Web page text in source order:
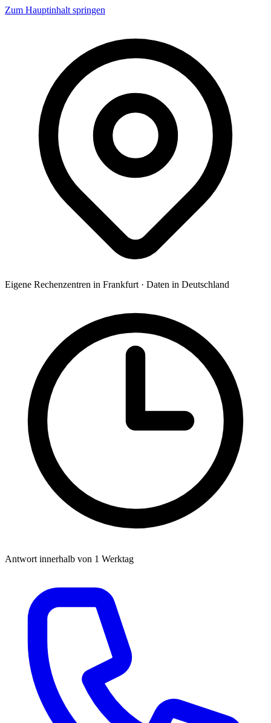
Zum Hauptinhalt springen
Eigene Rechenzentren in Frankfurt · Daten in Deutschland
Antwort innerhalb von 1 Werktag